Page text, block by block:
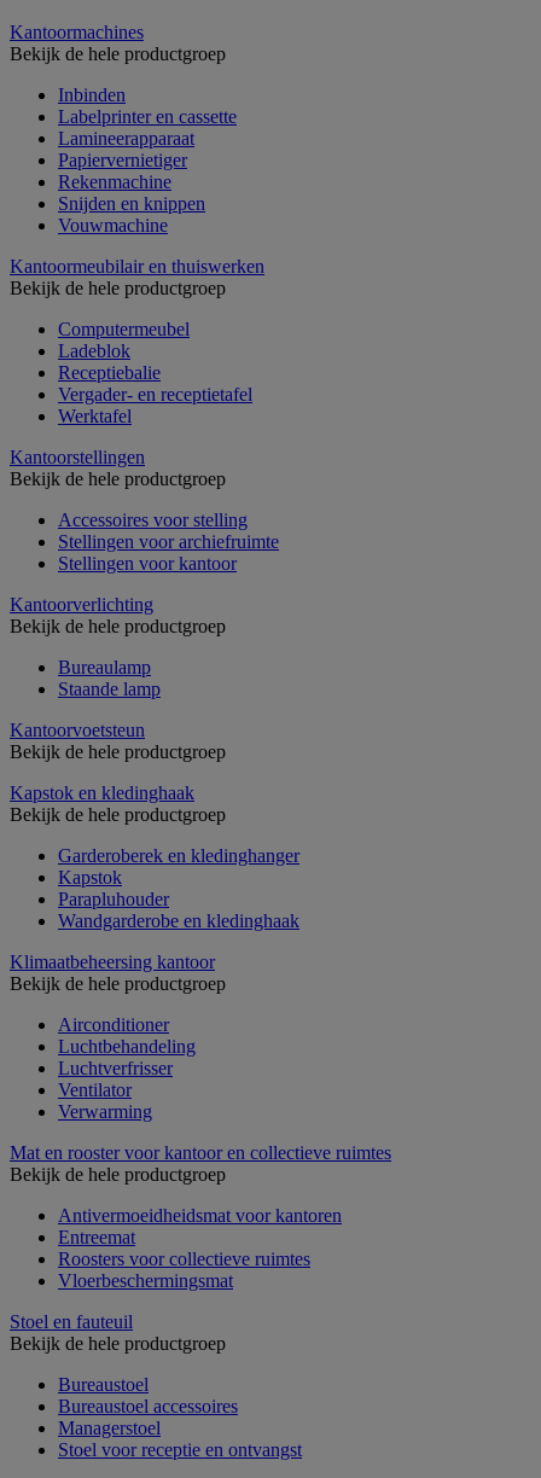
Kantoormachines
Bekijk de hele productgroep
Inbinden
Labelprinter en cassette
Lamineerapparaat
Papiervernietiger
Rekenmachine
Snijden en knippen
Vouwmachine
Kantoormeubilair en thuiswerken
Bekijk de hele productgroep
Computermeubel
Ladeblok
Receptiebalie
Vergader- en receptietafel
Werktafel
Kantoorstellingen
Bekijk de hele productgroep
Accessoires voor stelling
Stellingen voor archiefruimte
Stellingen voor kantoor
Kantoorverlichting
Bekijk de hele productgroep
Bureaulamp
Staande lamp
Kantoorvoetsteun
Bekijk de hele productgroep
Kapstok en kledinghaak
Bekijk de hele productgroep
Garderoberek en kledinghanger
Kapstok
Parapluhouder
Wandgarderobe en kledinghaak
Klimaatbeheersing kantoor
Bekijk de hele productgroep
Airconditioner
Luchtbehandeling
Luchtverfrisser
Ventilator
Verwarming
Mat en rooster voor kantoor en collectieve ruimtes
Bekijk de hele productgroep
Antivermoeidheidsmat voor kantoren
Entreemat
Roosters voor collectieve ruimtes
Vloerbeschermingsmat
Stoel en fauteuil
Bekijk de hele productgroep
Bureaustoel
Bureaustoel accessoires
Managerstoel
Stoel voor receptie en ontvangst